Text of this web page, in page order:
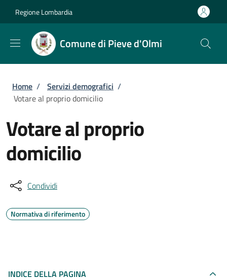
Regione Lombardia
Comune di Pieve d'Olmi
Briciole di pane
Home / Servizi demografici /
Votare al proprio domicilio
Votare al proprio
domicilio
Condividi
Normativa di riferimento
INDICE DELLA PAGINA